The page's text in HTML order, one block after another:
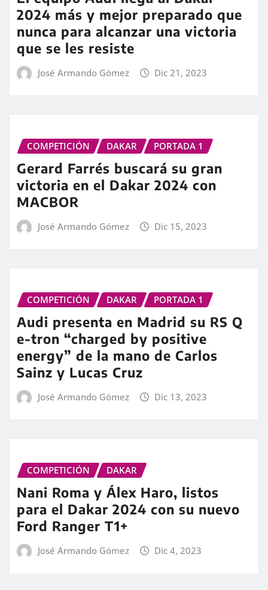
2024 más y mejor preparado que
nunca para alcanzar una victoria
que se les resiste
José Armando Gómez Dic 21, 2023
COMPETICIÓN DAKAR PORTADA 1
Gerard Farrés buscará su gran
victoria en el Dakar 2024 con
MACBOR
José Armando Gómez Dic 15, 2023
COMPETICIÓN DAKAR PORTADA 1
Audi presenta en Madrid su RS Q
e-tron “charged by positive
energy” de la mano de Carlos
Sainz y Lucas Cruz
José Armando Gómez Dic 13, 2023
COMPETICIÓN DAKAR
Nani Roma y Álex Haro, listos
para el Dakar 2024 con su nuevo
Ford Ranger T1+
José Armando Gómez Dic 4, 2023